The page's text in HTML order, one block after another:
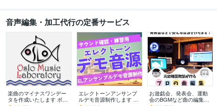
音声編集・加工代行の定番サービス
楽曲のマイナスワンデー
タを作成いたします ボー
エレクトーンアンサンブ
ルデモ音源制作します ア
お遊戯会、発表会、運動
会のBGMなど曲の編集し